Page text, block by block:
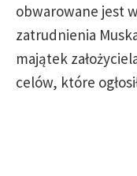
obwarowane jest
zatrudnienia
majątek
celów, które